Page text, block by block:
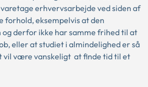
erhvervsarbejde ved siden af
forhold, eksempelvis at den
og derfor ikke har samme frihed til at
eller at studiet i almindelighed er så
vil være vanskeligt at finde tid til et